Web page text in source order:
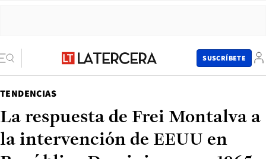
SUSCRÍBETE
TENDENCIAS
La respuesta de Frei Montalva a
la intervención de EEUU en